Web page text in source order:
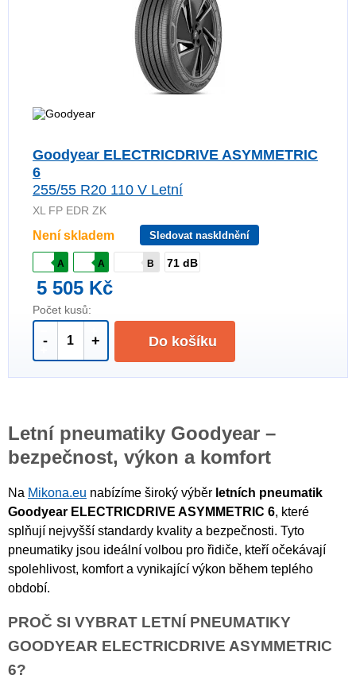
Goodyear ELECTRICDRIVE ASYMMETRIC
6
255/55 R20 110 V Letní
XL FP EDR ZK
Není skladem Sledovat naskldnění
A A B 71 dB
5 505 Kč
Počet kusů:
- + Do košíku
Letní pneumatiky Goodyear –
bezpečnost, výkon a komfort
Na Mikona.eu nabízíme široký výběr letních pneumatik
Goodyear ELECTRICDRIVE ASYMMETRIC 6, které
splňují nejvyšší standardy kvality a bezpečnosti. Tyto
pneumatiky jsou ideální volbou pro řidiče, kteří očekávají
spolehlivost, komfort a vynikající výkon během teplého
období.
PROČ SI VYBRAT LETNÍ PNEUMATIKY
GOODYEAR ELECTRICDRIVE ASYMMETRIC
6?